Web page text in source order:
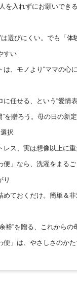
を入れずにお願いでき
は選びにくい。でも「体
すい
は、モノより“ママの心
に任せる、という“愛情
”を贈ろう。母の日の新
択
レス、実は想像以上に
便」なら、洗濯をまる
り
めておくだけ。簡単＆
裕”を贈る、これからの
便」は、やさしさのかた